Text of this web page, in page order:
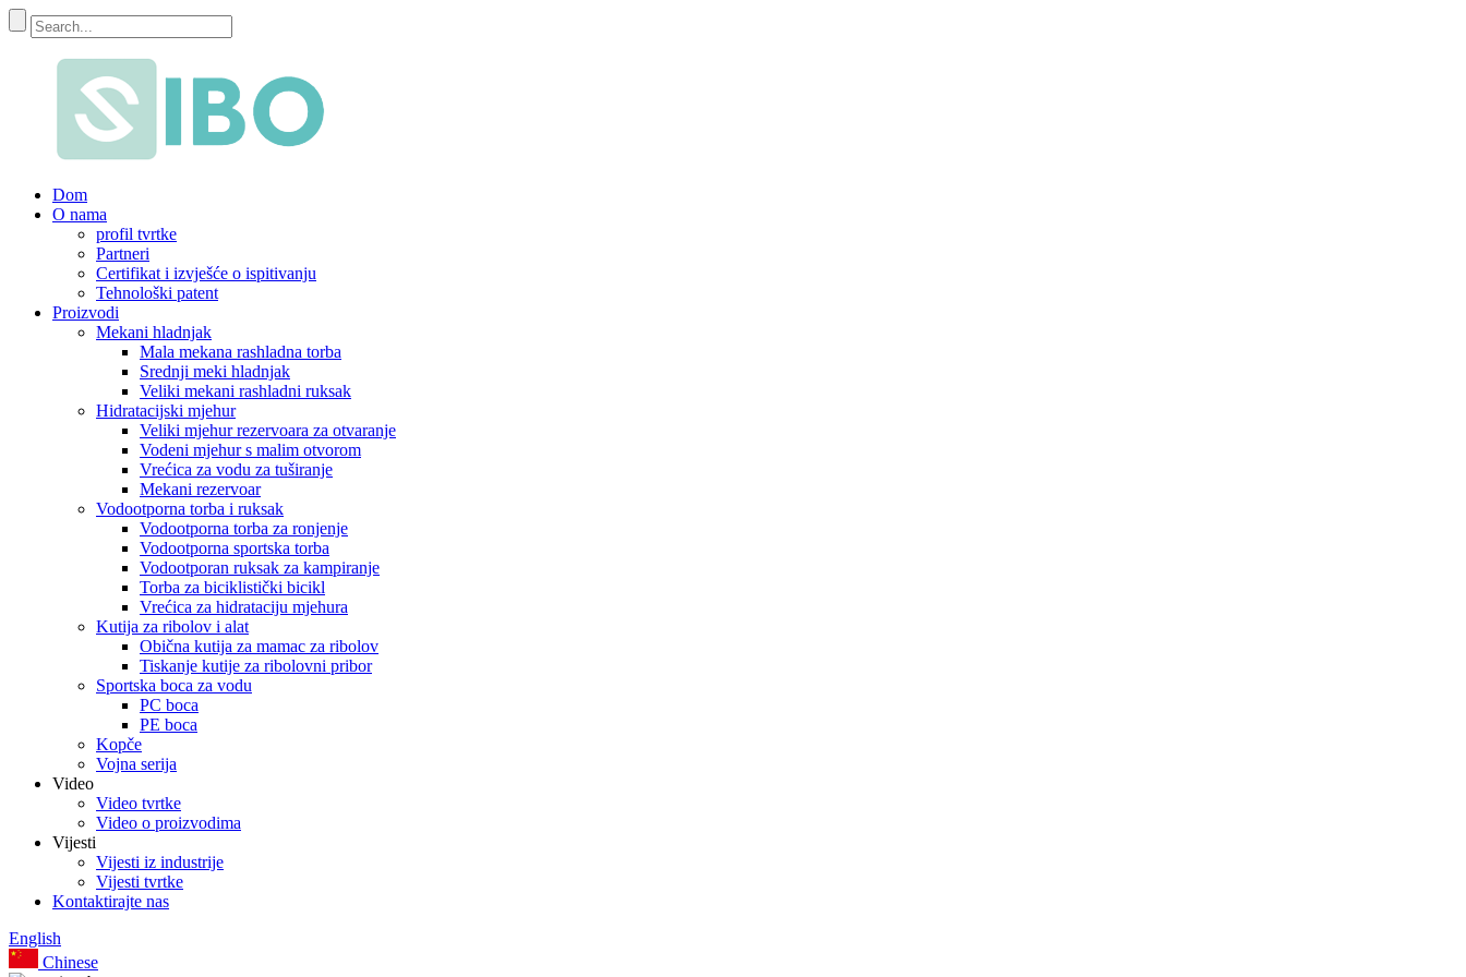
Dom
O nama
profil tvrtke
Partneri
Certifikat i izvješće o ispitivanju
Tehnološki patent
Proizvodi
Mekani hladnjak
Mala mekana rashladna torba
Srednji meki hladnjak
Veliki mekani rashladni ruksak
Hidratacijski mjehur
Veliki mjehur rezervoara za otvaranje
Vodeni mjehur s malim otvorom
Vrećica za vodu za tuširanje
Mekani rezervoar
Vodootporna torba i ruksak
Vodootporna torba za ronjenje
Vodootporna sportska torba
Vodootporan ruksak za kampiranje
Torba za biciklistički bicikl
Vrećica za hidrataciju mjehura
Kutija za ribolov i alat
Obična kutija za mamac za ribolov
Tiskanje kutije za ribolovni pribor
Sportska boca za vodu
PC boca
PE boca
Kopče
Vojna serija
Video
Video tvrtke
Video o proizvodima
Vijesti
Vijesti iz industrije
Vijesti tvrtke
Kontaktirajte nas
English
Chinese